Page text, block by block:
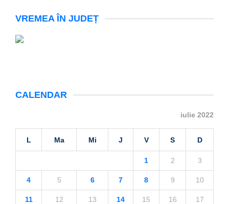
VREMEA ÎN JUDEȚ
CALENDAR
iulie 2022
L Ma Mi J V S D
1 2 3
4 5 6 7 8 9 10
11 12 13 14 15 16 17